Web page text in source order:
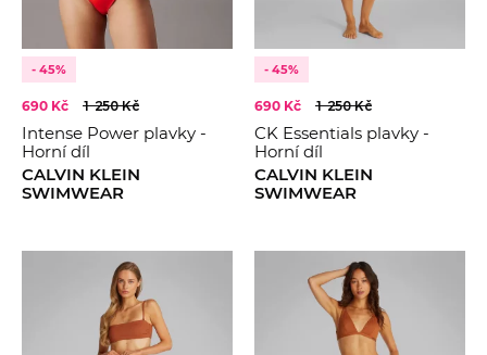
- 45%
690 Kč 1 250 Kč
Intense Power plavky -
Horní díl
CALVIN KLEIN
SWIMWEAR
- 45%
690 Kč 1 250 Kč
CK Essentials plavky -
Horní díl
CALVIN KLEIN
SWIMWEAR